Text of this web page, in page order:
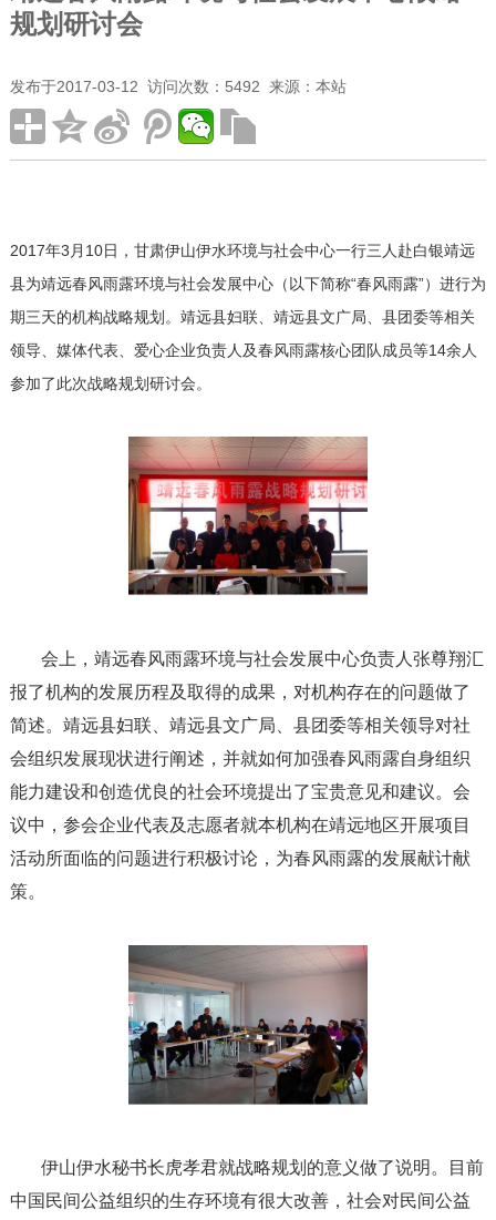
需求评估
社会影响评估
规划研讨会
发布于2017-03-12 访问次数：5492 来源：本站
2017年3月10日，甘肃伊山伊水环境与社会中心一行三人赴白银靖远
县为靖远春风雨露环境与社会发展中心（以下简称“春风雨露”）进行为
期三天的机构战略规划。靖远县妇联、靖远县文广局、县团委等相关
领导、媒体代表、爱心企业负责人及春风雨露核心团队成员等14余人
参加了此次战略规划研讨会。
会上，靖远春风雨露环境与社会发展中心负责人张尊翔汇
报了机构的发展历程及取得的成果，对机构存在的问题做了
简述。靖远县妇联、靖远县文广局、县团委等相关领导对社
会组织发展现状进行阐述，并就如何加强春风雨露自身组织
能力建设和创造优良的社会环境提出了宝贵意见和建议。会
议中，参会企业代表及志愿者就本机构在靖远地区开展项目
活动所面临的问题进行积极讨论，为春风雨露的发展献计献
策。
伊山伊水秘书长虎孝君就战略规划的意义做了说明。目前
中国民间公益组织的生存环境有很大改善，社会对民间公益